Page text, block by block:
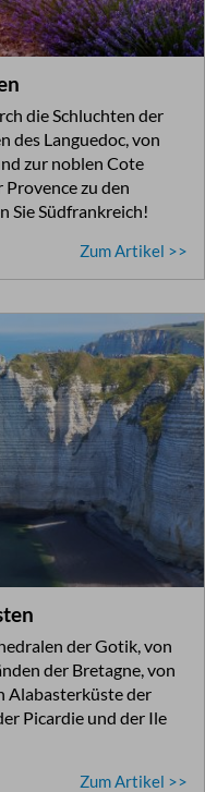
die Schluchten der
des Languedoc, von
zur noblen Cote
zu den
Sie Südfrankreich!
Zum Artikel >>
der Gotik, von
der Bretagne, von
Alabasterküste der
Picardie und der Ile
Zum Artikel >>